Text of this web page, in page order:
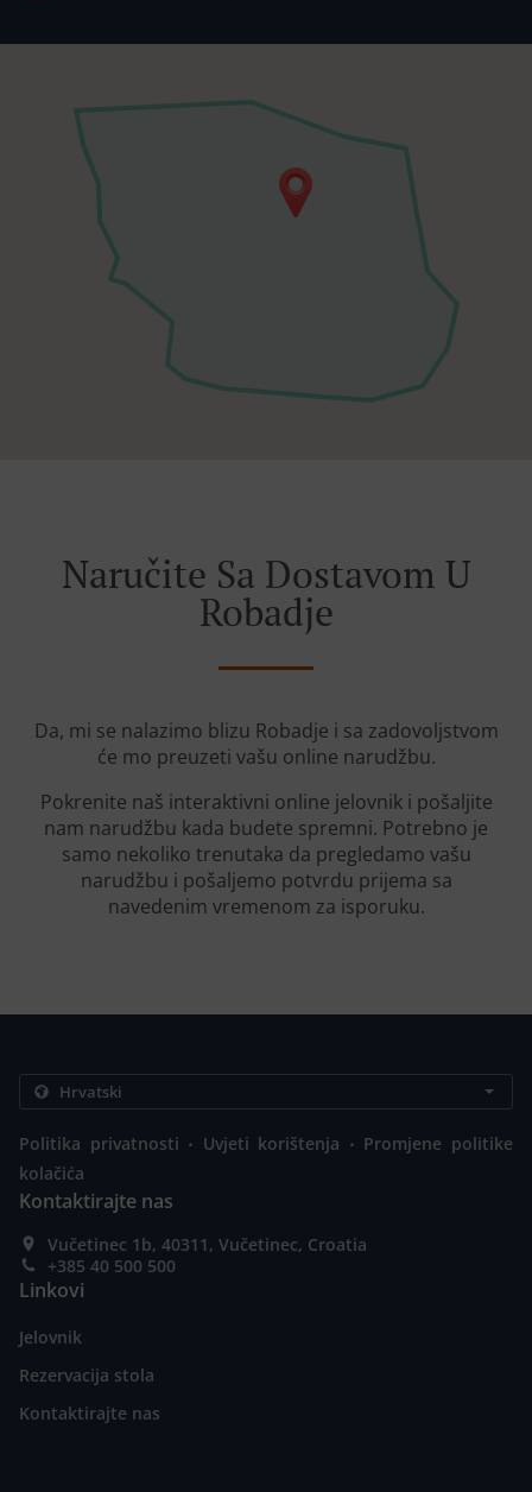
Naručite Sa Dostavom U
Robadje
Da, mi se nalazimo blizu Robadje i sa zadovoljstvom
će mo preuzeti vašu online narudžbu.
Pokrenite naš interaktivni online jelovnik i pošaljite
nam narudžbu kada budete spremni. Potrebno je
samo nekoliko trenutaka da pregledamo vašu
narudžbu i pošaljemo potvrdu prijema sa
navedenim vremenom za isporuku.
Politika privatnosti . Uvjeti korištenja . Promjene politike
kolačića
Kontaktirajte nas
Vučetinec 1b, 40311, Vučetinec, Croatia
+385 40 500 500
Linkovi
Jelovnik
Rezervacija stola
Kontaktirajte nas